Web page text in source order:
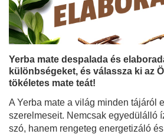
Yerba mate despalada és
különbségeket, és válassza ki az
tökéletes mate teát!
A Yerba mate a világ minden tájáról
szerelmeseit. Nemcsak egyedülálló
szó, hanem rengeteg energetizáló